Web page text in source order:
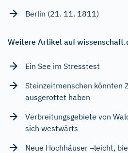
Berlin (21. 11. 1811)
Weitere Artikel auf
Ein See im Stresstest
Steinzeitmenschen könnten
ausgerottet haben
Verbreitungsgebiete von
sich westwärts
Neue Hochhäuser –leicht,